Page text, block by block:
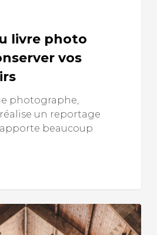
livre photo
vos
photographe,
un reportage
beaucoup